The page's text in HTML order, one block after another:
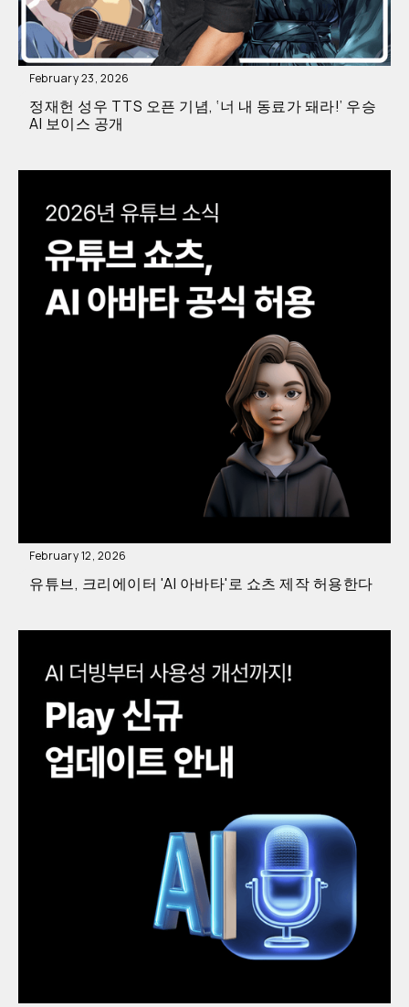
February 23, 2026
정재헌 성우 TTS 오픈 기념, ‘너 내 동료가 돼라!’ 우승
AI 보이스 공개
February 12, 2026
유튜브, 크리에이터 'AI 아바타'로 쇼츠 제작 허용한다